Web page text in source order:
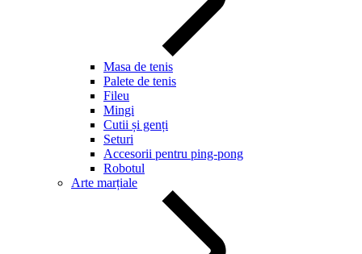
Masa de tenis
Palete de tenis
Fileu
Mingi
Cutii și genți
Seturi
Accesorii pentru ping-pong
Robotul
Arte marțiale